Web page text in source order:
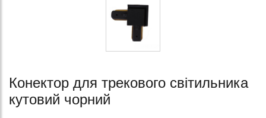
Конектор для трекового світильника
кутовий чорний